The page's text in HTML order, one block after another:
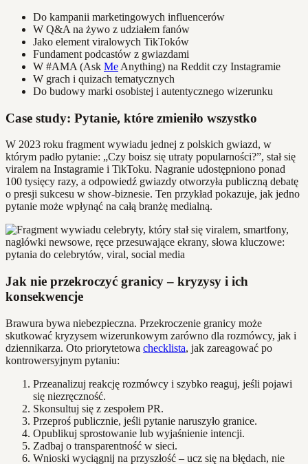
Do kampanii marketingowych influencerów
W Q&A na żywo z udziałem fanów
Jako element viralowych TikToków
Fundament podcastów z gwiazdami
W #AMA (Ask Me Anything) na Reddit czy Instagramie
W grach i quizach tematycznych
Do budowy marki osobistej i autentycznego wizerunku
Case study: Pytanie, które zmieniło wszystko
W 2023 roku fragment wywiadu jednej z polskich gwiazd, w
którym padło pytanie: „Czy boisz się utraty popularności?”, stał się
viralem na Instagramie i TikToku. Nagranie udostępniono ponad
100 tysięcy razy, a odpowiedź gwiazdy otworzyła publiczną debatę
o presji sukcesu w show-biznesie. Ten przykład pokazuje, jak jedno
pytanie może wpłynąć na całą branżę medialną.
Jak nie przekroczyć granicy – kryzysy i ich
konsekwencje
Brawura bywa niebezpieczna. Przekroczenie granicy może
skutkować kryzysem wizerunkowym zarówno dla rozmówcy, jak i
dziennikarza. Oto priorytetowa checklista, jak zareagować po
kontrowersyjnym pytaniu:
Przeanalizuj reakcję rozmówcy i szybko reaguj, jeśli pojawi
się niezręczność.
Skonsultuj się z zespołem PR.
Przeproś publicznie, jeśli pytanie naruszyło granice.
Opublikuj sprostowanie lub wyjaśnienie intencji.
Zadbaj o transparentność w sieci.
Wnioski wyciągnij na przyszłość – ucz się na błędach, nie